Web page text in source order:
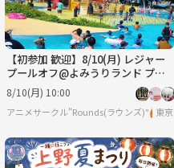
【初参加 歓迎】8/10(月) レジャー
プールオフ@よみうりランド プー
ルWAI ☀️
8/10(月) 10:00
アニメサークル"Rounds(ラウンズ)"🙆東京